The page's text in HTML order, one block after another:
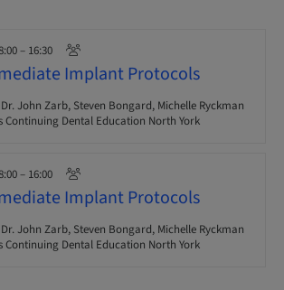
– 16:30
Implant Protocols
Dr. John Zarb, Steven Bongard, Michelle Ryckman
Continuing Dental Education North York
– 16:00
Implant Protocols
Dr. John Zarb, Steven Bongard, Michelle Ryckman
Continuing Dental Education North York